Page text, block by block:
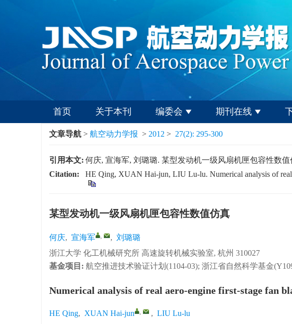
首页 关于本刊 编委会 期刊在线
文章导航 > 航空动力学报 > 2012 > 27(2): 295-300
引用本文: 何庆, 宣海军, 刘璐璐. 某型发动机一级风扇机匣包容性数值
Citation:
HE Qing, XUAN Hai-jun, LIU Lu-lu. Numerical analysis of real
某型发动机一级风扇机匣包容性数值仿真
何庆, 宣海军 , , 刘璐璐
浙江大学 化工机械研究所 高速旋转机械实验室, 杭州 310027
基金项目: 航空推进技术验证计划(1104-03); 浙江省自然科学基金
Numerical analysis of real aero-engine first-stage fan
HE Qing, XUAN Hai-jun , , LIU Lu-lu